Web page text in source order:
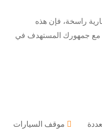
راسخة، فإن هذه
مع جمهورك المستهدف في
موقف السيارات